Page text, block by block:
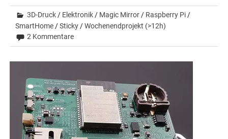
3D-Druck/ Elektronik/ Magic Mirror/ Raspberry Pi/
SmartHome/Sticky/Wochenendprojekt (>12h)
2 Kommentare